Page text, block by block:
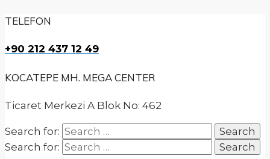
TELEFON
+90 212 437 12 49
KOCATEPE MH. MEGA CENTER
Ticaret Merkezi A Blok No: 462
Search for:
Search for: